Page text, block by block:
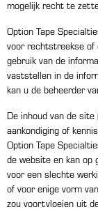
mogelijk recht te
Option Tape
voor rechtstreekse
gebruik van de
vaststellen in de
kan u de beheerder
De inhoud van de
aankondiging of
Option Tape
de website en kan op
voor een slechte
of voor enige vorm
zou voortvloeien uit